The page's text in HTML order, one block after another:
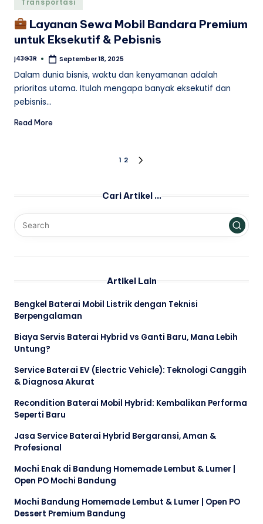
in
Transportasi
Layanan Sewa Mobil Bandara Premium
untuk Eksekutif & Pebisnis
Posted
j43G3R September 18, 2025
Dalam dunia bisnis, waktu dan kenyamanan adalah
prioritas utama. Itulah mengapa banyak eksekutif dan
pebisnis…
Read More
pagination
1 2
Cari Artikel …
Artikel Lain
Bengkel Baterai Mobil Listrik dengan Teknisi
Berpengalaman
Biaya Servis Baterai Hybrid vs Ganti Baru, Mana Lebih
Untung?
Service Baterai EV (Electric Vehicle): Teknologi Canggih
& Diagnosa Akurat
Recondition Baterai Mobil Hybrid: Kembalikan Performa
Seperti Baru
Jasa Service Baterai Hybrid Bergaransi, Aman &
Profesional
Mochi Enak di Bandung Homemade Lembut & Lumer |
Open PO Mochi Bandung
Mochi Bandung Homemade Lembut & Lumer | Open PO
Dessert Premium Bandung